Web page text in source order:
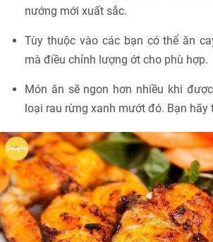
nướng mới xuất sắc.
Tùy thuộc vào các bạn có thể ăn
mà điều chỉnh lượng ớt cho phù hợp.
Món ăn sẽ ngon hơn nhiều khi
loại rau rừng xanh mướt đó. Bạn hãy